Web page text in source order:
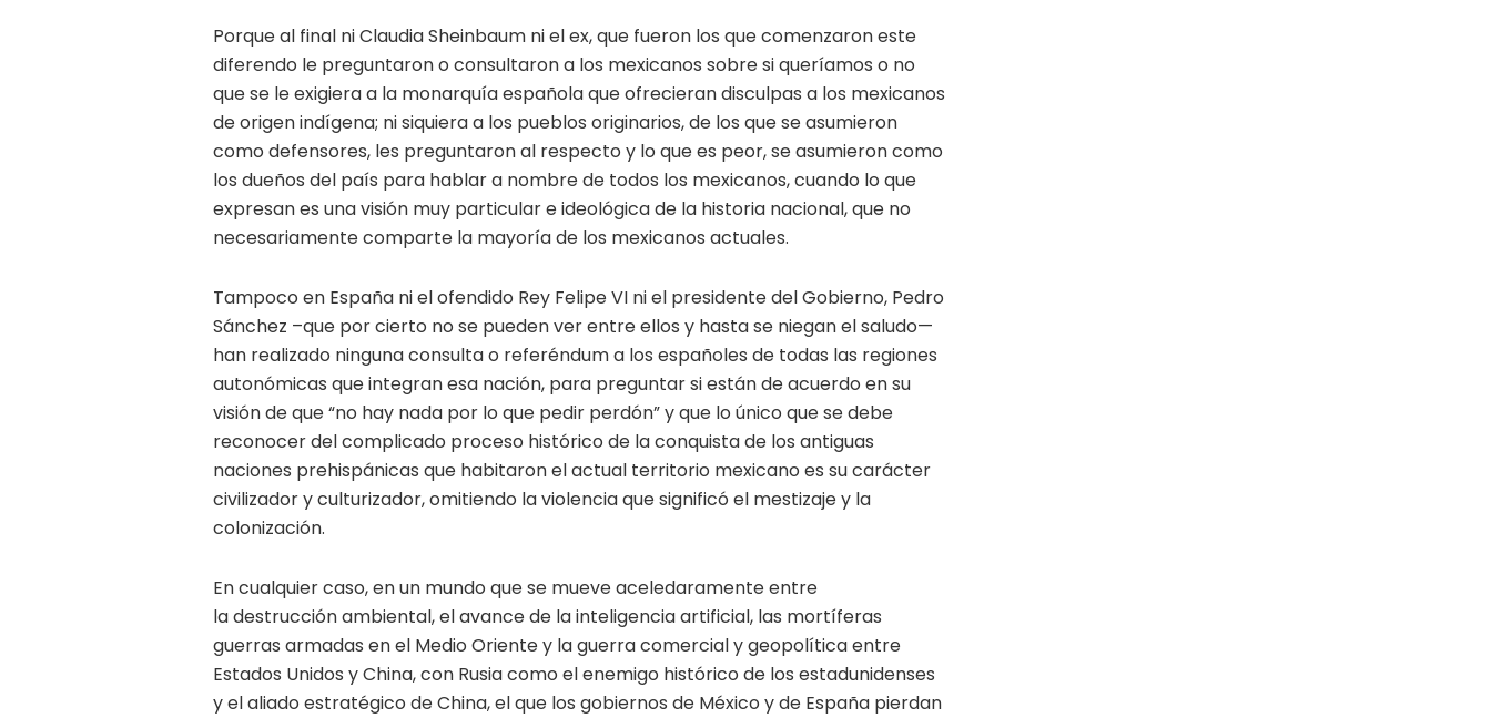
Porque al final ni Claudia Sheinbaum ni el ex, que fueron los que comenzaron este
diferendo le preguntaron o consultaron a los mexicanos sobre si queríamos o no
que se le exigiera a la monarquía española que ofrecieran disculpas a los mexicanos
de origen indígena; ni siquiera a los pueblos originarios, de los que se asumieron
como defensores, les preguntaron al respecto y lo que es peor, se asumieron como
los dueños del país para hablar a nombre de todos los mexicanos, cuando lo que
expresan es una visión muy particular e ideológica de la historia nacional, que no
necesariamente comparte la mayoría de los mexicanos actuales.
Tampoco en España ni el ofendido Rey Felipe VI ni el presidente del Gobierno, Pedro
Sánchez –que por cierto no se pueden ver entre ellos y hasta se niegan el saludo—
han realizado ninguna consulta o referéndum a los españoles de todas las regiones
autonómicas que integran esa nación, para preguntar si están de acuerdo en su
visión de que “no hay nada por lo que pedir perdón” y que lo único que se debe
reconocer del complicado proceso histórico de la conquista de los antiguas
naciones prehispánicas que habitaron el actual territorio mexicano es su carácter
civilizador y culturizador, omitiendo la violencia que significó el mestizaje y la
colonización.
En cualquier caso, en un mundo que se mueve aceledaramente entre
la destrucción ambiental, el avance de la inteligencia artificial, las mortíferas
guerras armadas en el Medio Oriente y la guerra comercial y geopolítica entre
Estados Unidos y China, con Rusia como el enemigo histórico de los estadunidenses
y el aliado estratégico de China, el que los gobiernos de México y de España pierdan